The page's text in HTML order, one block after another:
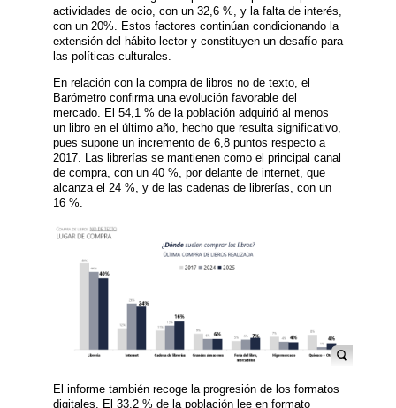
actividades de ocio, con un 32,6 %, y la falta de interés,
con un 20%. Estos factores continúan condicionando la
extensión del hábito lector y constituyen un desafío para
las políticas culturales.
En relación con la compra de libros no de texto, el
Barómetro confirma una evolución favorable del
mercado. El 54,1 % de la población adquirió al menos
un libro en el último año, hecho que resulta significativo,
pues supone un incremento de 6,8 puntos respecto a
2017. Las librerías se mantienen como el principal canal
de compra, con un 40 %, por delante de internet, que
alcanza el 24 %, y de las cadenas de librerías, con un
16 %.
El informe también recoge la progresión de los formatos
digitales. El 33,2 % de la población lee en formato